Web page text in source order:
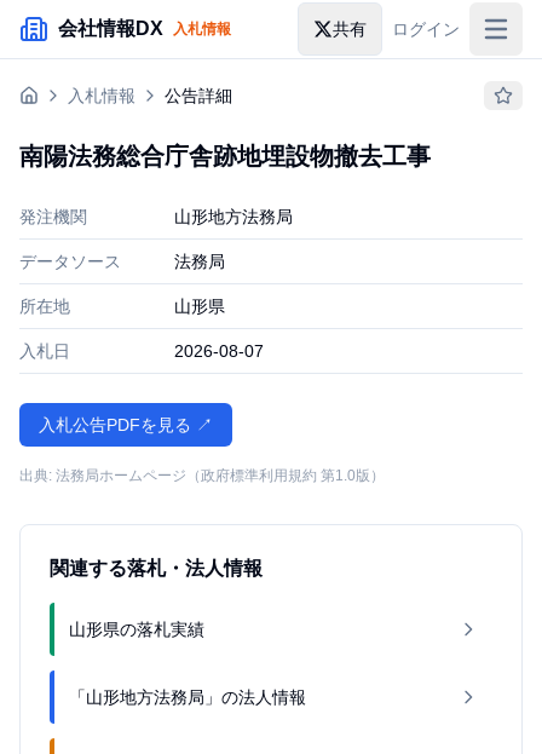
メインコンテンツにスキップ
会社情報DX 入札情報 共有 ログイン
入札情報
企業検索
入札情報 公告詳細
南陽法務総合庁舎跡地埋設物撤去工事
発注機関 山形地方法務局
データソース 法務局
所在地 山形県
入札日 2026-08-07
入札公告PDFを見る ↗
出典: 法務局ホームページ（政府標準利用規約 第1.0版）
関連する落札・法人情報
山形県の落札実績
「山形地方法務局」の法人情報